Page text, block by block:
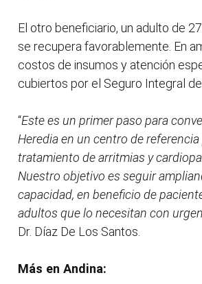
El otro beneficiario, un adulto de
se recupera favorablemente. En
costos de insumos y atención
cubiertos por el Seguro Integral de
“Este es un primer paso para
Heredia en un centro de referencia
tratamiento de arritmias y
Nuestro objetivo es seguir
capacidad, en beneficio de
adultos que lo necesitan con
Dr. Díaz De Los Santos.
Más en Andina: